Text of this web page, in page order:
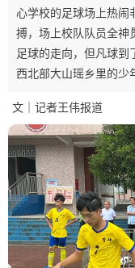
心学校的足球场上热闹
搏，场上校队队员全神
足球的走向，但凡球到
西北部大山瑶乡里的少
文｜记者王伟报道